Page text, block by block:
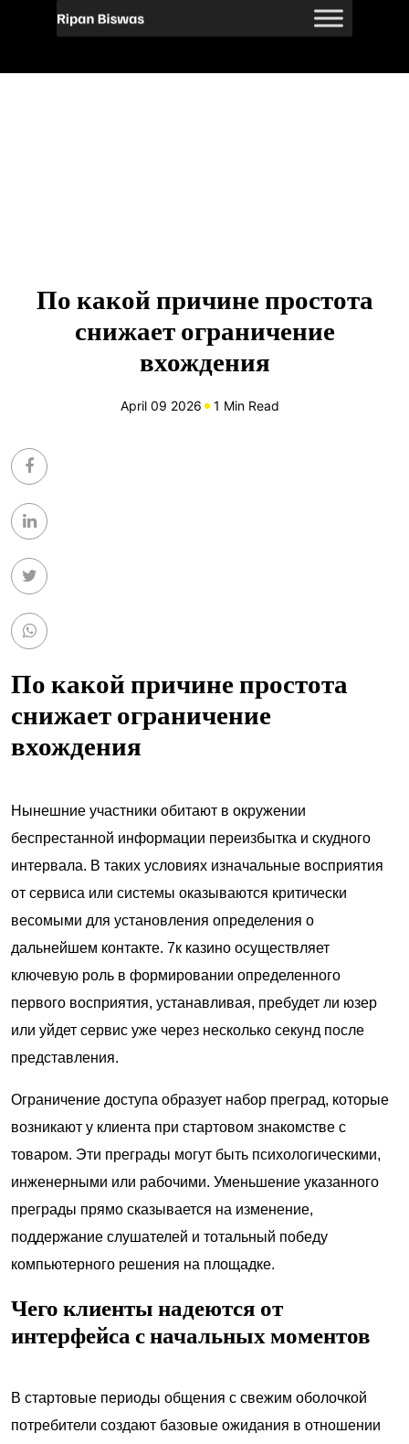
По какой причине простота
снижает ограничение
вхождения
April 09 2026 1 Min Read
По какой причине простота
снижает ограничение
вхождения
Нынешние участники обитают в окружении
беспрестанной информации переизбытка и скудного
интервала. В таких условиях изначальные восприятия
от сервиса или системы оказываются критически
весомыми для установления определения о
дальнейшем контакте. 7к казино осуществляет
ключевую роль в формировании определенного
первого восприятия, устанавливая, пребудет ли юзер
или уйдет сервис уже через несколько секунд после
представления.
Ограничение доступа образует набор преград, которые
возникают у клиента при стартовом знакомстве с
товаром. Эти преграды могут быть психологическими,
инженерными или рабочими. Уменьшение указанного
преграды прямо сказывается на изменение,
поддержание слушателей и тотальный победу
компьютерного решения на площадке.
Чего клиенты надеются от
интерфейса с начальных моментов
В стартовые периоды общения с свежим оболочкой
потребители создают базовые ожидания в отношении